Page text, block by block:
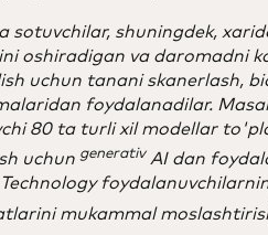
sotuvchilar, shuningdek,
oshiradigan va daromadni
uchun tanani skanerlash,
foydalanadilar.
80 ta turli xil modellar
uchun generativAI dan
mukammal